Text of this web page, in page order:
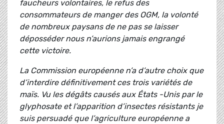
faucheurs volontaires, le refus des
consommateurs de manger des OGM, la volonté
de nombreux paysans de ne pas se laisser
déposséder nous n’aurions jamais engrangé
cette victoire.
La Commission européenne n’a d’autre choix que
d’interdire définitivement ces trois variétés de
maïs. Vu les dégâts causés aux États -Unis par le
glyphosate et l’apparition d’insectes résistants je
suis persuadé que l’agriculture européenne a